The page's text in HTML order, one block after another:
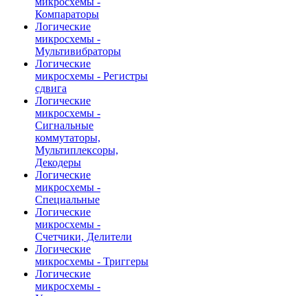
Компараторы
Логические
микросхемы -
Мультивибраторы
Логические
микросхемы - Регистры
сдвига
Логические
микросхемы -
Сигнальные
коммутаторы,
Мультиплексоры,
Декодеры
Логические
микросхемы -
Специальные
Логические
микросхемы -
Счетчики, Делители
Логические
микросхемы - Триггеры
Логические
микросхемы -